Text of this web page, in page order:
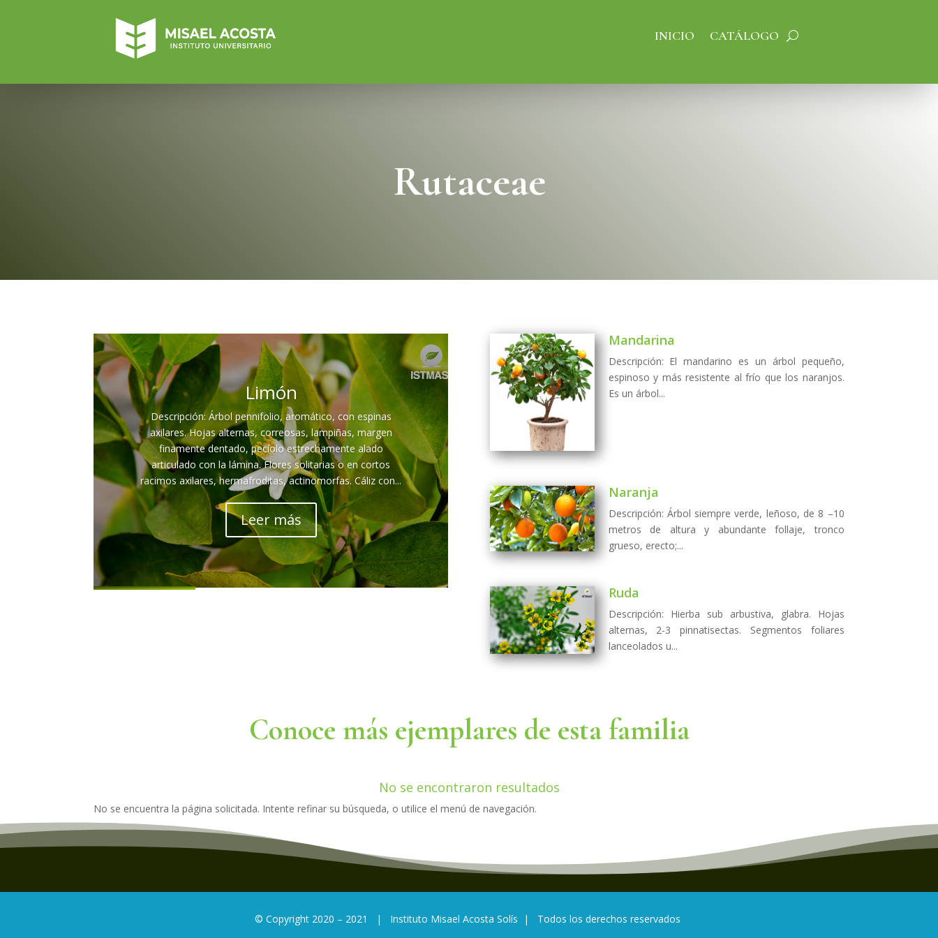
INICIO CATÁLOGO
Rutaceae
Limón
Descripción: Árbol pennifolio, aromático, con espinas
axilares. Hojas alternas, correosas, lampiñas, margen
finamente dentado, pecíolo estrechamente alado
articulado con la lámina. Flores solitarias o en cortos
racimos axilares, hermafroditas, actinomorfas. Cáliz con...
Leer más
Mandarina
Descripción: El mandarino es un árbol pequeño,
espinoso y más resistente al frío que los naranjos.
Es un árbol...
Naranja
Descripción: Árbol siempre verde, leñoso, de 8 –10
metros de altura y abundante follaje, tronco
grueso, erecto;...
Ruda
Descripción: Hierba sub arbustiva, glabra. Hojas
alternas, 2-3 pinnatisectas. Segmentos foliares
lanceolados u...
Conoce más ejemplares de esta familia
No se encontraron resultados
No se encuentra la página solicitada. Intente refinar su búsqueda, o utilice el menú de navegación.
© Copyright 2020 – 2021 | Instituto Misael Acosta Solís | Todos los derechos reservados